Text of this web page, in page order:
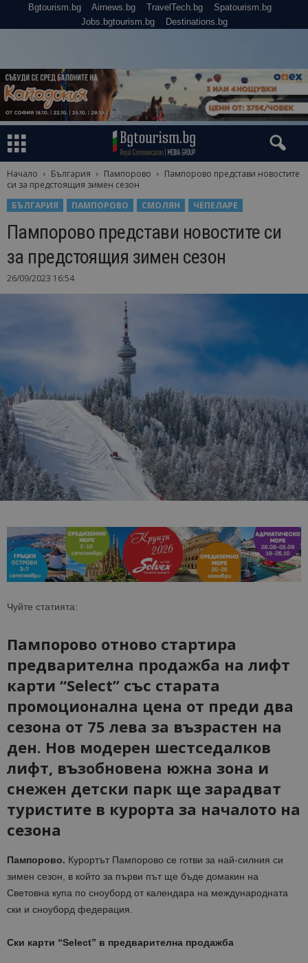
Bgtourism.bg Airnews.bg TravelTech.bg
Spatourism.bg
Jobs.bgtourism.bg
Destinations.bg
Начало България Пампорово
Пампорово представи новостите
си за предстоящия зимен сезон
БЪЛГАРИЯ
ПАМПОРОВО СМОЛЯН ЧЕПЕЛАРЕ
Пампорово представи новостите си
за предстоящия зимен сезон
26/09/2023 16:54
Чуйте статията:
Пампорово отново стартира
предварителна продажба на лифт
карти “Select” със старата
промоционална цена от преди два
сезона от 75 лева за възрастен на
ден. Нов модерен шестседалков
лифт, възобновена южна зона и
снежен детски парк ще зарадват
туристите в курорта за началото на
сезона
Пампорово. Курортът Пампорово се готви за най-силния си
зимен сезон, в който за първи път ще бъде домакин на
Световна купа по сноуборд от календара на международната
ски и сноуборд федерация.
Ски карти “Select” в предварителна продажба